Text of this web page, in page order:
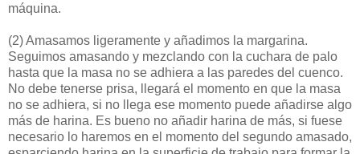
máquina.
(2)Amasamos ligeramente y añadimos la margarina.
Seguimos amasando y mezclando con la cuchara de palo
hasta que la masa no se adhiera a las paredes del cuenco.
No debe tenerse prisa, llegará el momento en que la masa
no se adhiera, si no llega ese momento puede añadirse algo
más de harina. Es bueno no añadir harina de más, si fuese
necesario lo haremos en el momento del segundo amasado,